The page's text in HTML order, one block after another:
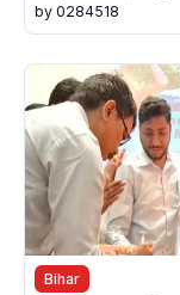
by 0284518
Bihar